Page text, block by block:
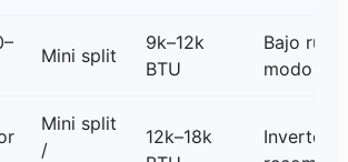
Mini split
9k–12k
BTU
Bajo
modo
Mini split
/
12k–18k
Inverter